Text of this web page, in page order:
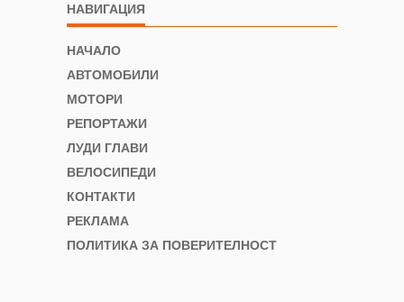
НАВИГАЦИЯ
НАЧАЛО
АВТОМОБИЛИ
МОТОРИ
РЕПОРТАЖИ
ЛУДИ ГЛАВИ
ВЕЛОСИПЕДИ
КОНТАКТИ
РЕКЛАМА
ПОЛИТИКА ЗА ПОВЕРИТЕЛНОСТ